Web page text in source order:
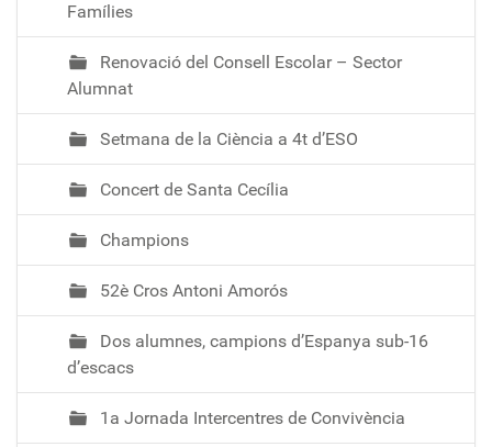
Famílies
Renovació del Consell Escolar – Sector
Alumnat
Setmana de la Ciència a 4t d’ESO
Concert de Santa Cecília
Champions
52è Cros Antoni Amorós
Dos alumnes, campions d’Espanya sub-16
d’escacs
1a Jornada Intercentres de Convivència